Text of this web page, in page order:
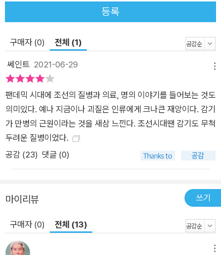
으니 어의를 보내달라고 요청하기도 했다. 이러한 질병의 위협에
대응하기 위해 국가 차원에서 서민들이 무료로 이용할 수 있는 찜
의료 기관을 운영했다. 또 전의감과 혜민서를 위시해 체계적으로
의관과 의녀를 양성했다. 덕분에 허준, 대장금 등 시대를 풍미한
명의들이 탄생할 수 있었다. 민간에서 가장 인기 있었던 의서 《구
급간이방》과 동양의학을 대표하는 걸작 《동의보감》 같은 의서를
편찬해 전국에 반포하여 모든 백성이 이용할 수 있도록 했다. 조
선인들 역시 무방비하게 질병의 공격에 당하지만은 않았다. 이처
럼 질병을 이겨내기 위해 끈질기게 분투하는 모습은 팬데믹 시대
들이 겪은 위기와 그 극복 과정을 담은 이 책을 통해 우리 사회가
롭고 풍성한 질병 이야기가 펼쳐진다  팬데믹 대처법, 조선판 거
리 두기 정책 당시 사람들은 팬데믹 같은 거대한 역병에서 어떻게
살아남았을까? 백신이 없었기 때문에 강력한 ‘사회적 거리 두
기’만이 전염병에 대처하는 유일한 방법이었다. 돈 있는 양반들은
등록
구매자 (0) 전체 (1)
쎄인트 2021-06-29
팬데믹 시대에 조선의 질병과 의료, 명의 이야기를 들어보는 것도
의미있다. 예나 지금이나 괴질은 인류에게 크나큰 재앙이다. 감기
가 만병의 근원이라는 것을 새삼 느낀다. 조선시대땐 감기도 무척
두려운 질병이었다.
공감 (23) 댓글 (0)
마이리뷰 쓰기
구매자 (0) 전체 (13)